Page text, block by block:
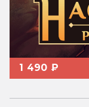
1 490 ₽